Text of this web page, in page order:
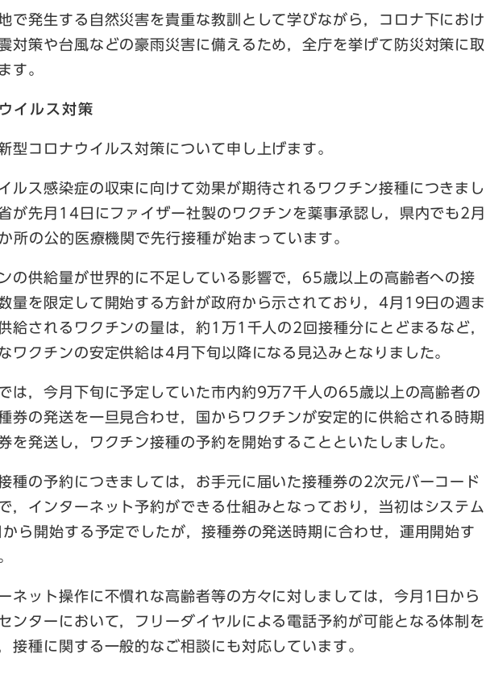
で発生する自然災害を貴重な教訓として学びながら，コロナ下におけ
対策や台風などの豪雨災害に備えるため，全庁を挙げて防災対策に取
す。
イルス対策
型コロナウイルス対策について申し上げます。
ルス感染症の収束に向けて効果が期待されるワクチン接種につきまし
が先月14日にファイザー社製のワクチンを薬事承認し，県内でも2月
所の公的医療機関で先行接種が始まっています。
の供給量が世界的に不足している影響で，65歳以上の高齢者への接
量を限定して開始する方針が政府から示されており，4月19日の週ま
給されるワクチンの量は，約1万1千人の2回接種分にとどまるなど，
ワクチンの安定供給は4月下旬以降になる見込みとなりました。
は，今月下旬に予定していた市内約9万7千人の65歳以上の高齢者の
券の発送を一旦見合わせ，国からワクチンが安定的に供給される時期
を発送し，ワクチン接種の予約を開始することといたしました。
種の予約につきましては，お手元に届いた接種券の2次元バーコード
，インターネット予約ができる仕組みとなっており，当初はシステム
ら開始する予定でしたが，接種券の発送時期に合わせ，運用開始す
ネット操作に不慣れな高齢者等の方々に対しましては，今月1日から
ンターにおいて，フリーダイヤルによる電話予約が可能となる体制を
接種に関する一般的なご相談にも対応しています。